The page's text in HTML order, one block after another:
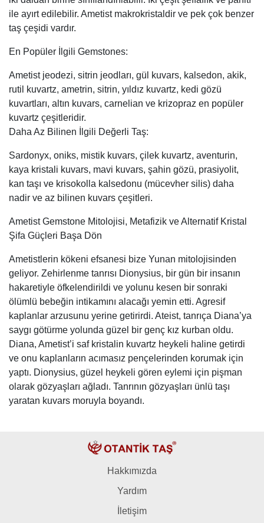
ile ayırt edilebilir. Ametist makrokristaldir ve pek çok benzer
taş çeşidi vardır.
En Popüler İlgili Gemstones:
Ametist jeodezi, sitrin jeodları, gül kuvars, kalsedon, akik,
rutil kuvartz, ametrin, sitrin, yıldız kuvartz, kedi gözü
kuvartları, altın kuvars, carnelian ve krizopraz en popüler
kuvartz çeşitleridir.
Daha Az Bilinen İlgili Değerli Taş:
Sardonyx, oniks, mistik kuvars, çilek kuvartz, aventurin,
kaya kristali kuvars, mavi kuvars, şahin gözü, prasiyolit,
kan taşı ve krisokolla kalsedonu (mücevher silis) daha
nadir ve az bilinen kuvars çeşitleri.
Ametist Gemstone Mitolojisi, Metafizik ve Alternatif Kristal
Şifa Güçleri Başa Dön
Ametistlerin kökeni efsanesi bize Yunan mitolojisinden
geliyor. Zehirlenme tanrısı Dionysius, bir gün bir insanın
hakaretiyle öfkelendirildi ve yolunu kesen bir sonraki
ölümlü bebeğin intikamını alacağı yemin etti. Agresif
kaplanlar arzusunu yerine getirirdi. Ateist, tanrıça Diana’ya
saygı götürme yolunda güzel bir genç kız kurban oldu.
Diana, Ametist’i saf kristalin kuvartz heykeli haline getirdi
ve onu kaplanların acımasız pençelerinden korumak için
yaptı. Dionysius, güzel heykeli gören eylemi için pişman
olarak gözyaşları ağladı. Tanrının gözyaşları ünlü taşı
yaratan kuvars moruyla boyandı.
Hakkımızda
Yardım
İletişim